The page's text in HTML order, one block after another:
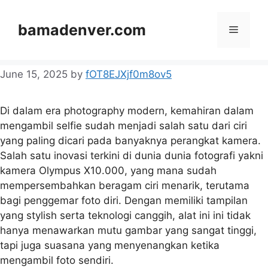
contentbamadenver.com Menu
June 15, 2025 by fOT8EJXjf0m8ov5
Di dalam era photography modern, kemahiran dalam
mengambil selfie sudah menjadi salah satu dari ciri
yang paling dicari pada banyaknya perangkat kamera.
Salah satu inovasi terkini di dunia dunia fotografi yakni
kamera Olympus X10.000, yang mana sudah
mempersembahkan beragam ciri menarik, terutama
bagi penggemar foto diri. Dengan memiliki tampilan
yang stylish serta teknologi canggih, alat ini ini tidak
hanya menawarkan mutu gambar yang sangat tinggi,
tapi juga suasana yang menyenangkan ketika
mengambil foto sendiri.